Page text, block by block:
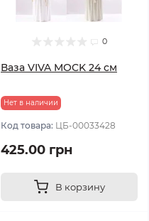
0
Ваза VIVA MOCK 24 см
Нет в наличии
Код товара: ЦБ-00033428
425.00 грн
В корзину